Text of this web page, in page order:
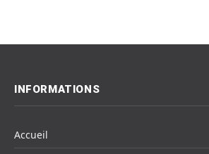
INFORMATIONS
Accueil